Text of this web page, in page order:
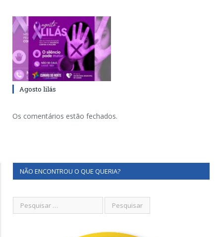
Agosto lilás
Os comentários estão fechados.
NÃO ENCONTROU O QUE QUERIA?